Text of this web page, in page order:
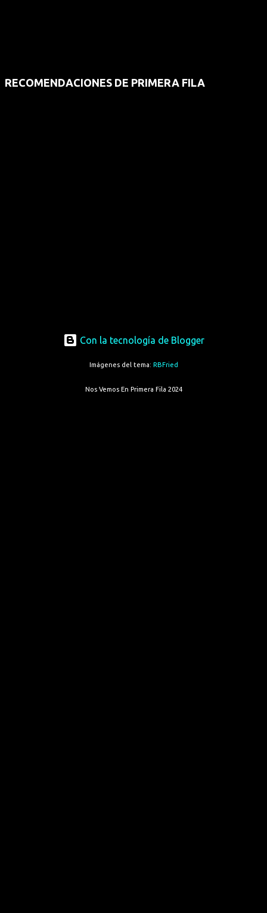
RECOMENDACIONES DE PRIMERA FILA
Con la tecnología de Blogger
Imágenes del tema: RBFried
Nos Vemos En Primera Fila 2024